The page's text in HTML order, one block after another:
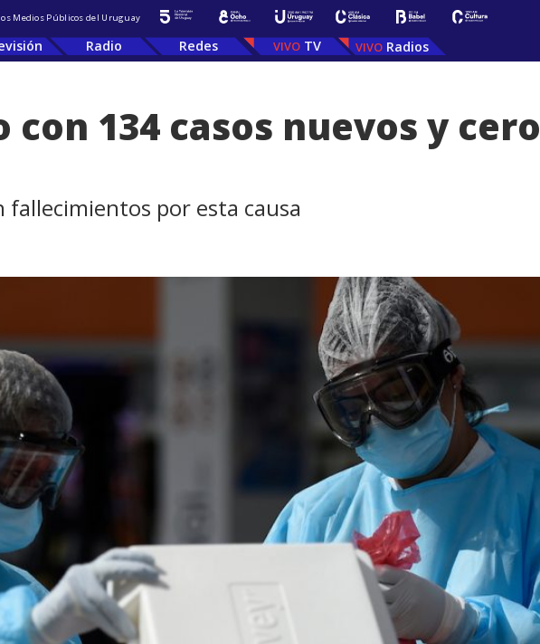
Medios Públicos del Uruguay
Radio Redes TV Radios
con 134 casos nuevos y cero
fallecimientos por esta causa